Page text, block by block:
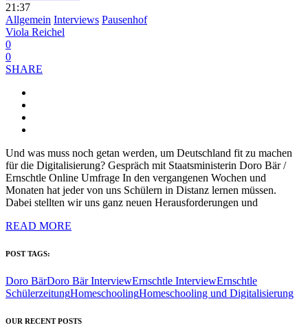
21:37
Allgemein Interviews Pausenhof
Viola Reichel
0
0
SHARE
Und was muss noch getan werden, um Deutschland fit zu machen
für die Digitalisierung? Gespräch mit Staatsministerin Doro Bär /
Ernschtle Online Umfrage In den vergangenen Wochen und
Monaten hat jeder von uns Schülern in Distanz lernen müssen.
Dabei stellten wir uns ganz neuen Herausforderungen und
READ MORE
POST TAGS:
Doro BärDoro Bär InterviewErnschtle InterviewErnschtle
SchülerzeitungHomeschoolingHomeschooling und Digitalisierung
OUR RECENT POSTS